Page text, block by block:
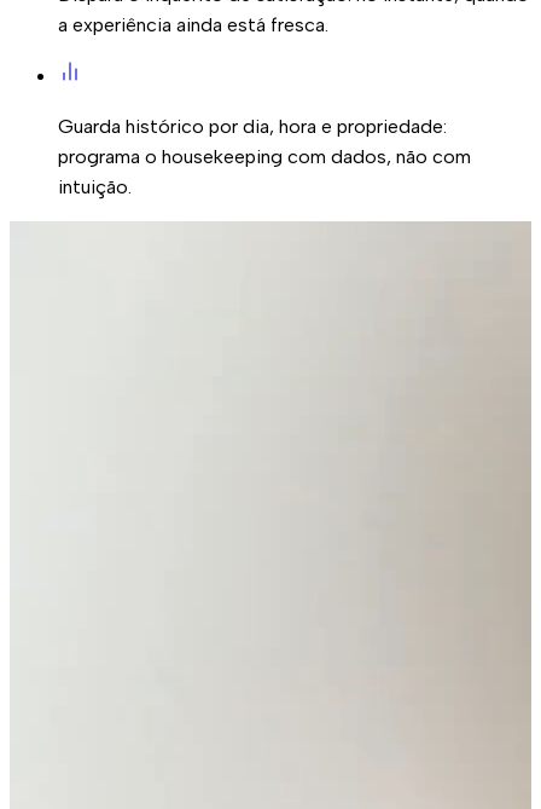
a experiência ainda está fresca.
Guarda histórico por dia, hora e propriedade:
programa o housekeeping com dados, não com
intuição.